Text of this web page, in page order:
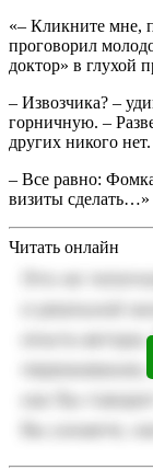
«– Кликните мне,
проговорил
доктор» в глухой
– Извозчика? –
горничную. –
других никого нет.
– Все равно:
визиты сделать…»
Читать онлайн